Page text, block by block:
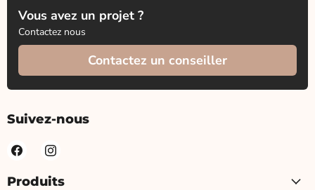
Vous avez un projet ?
Contactez nous
Contactez un conseiller
Suivez-nous
Produits